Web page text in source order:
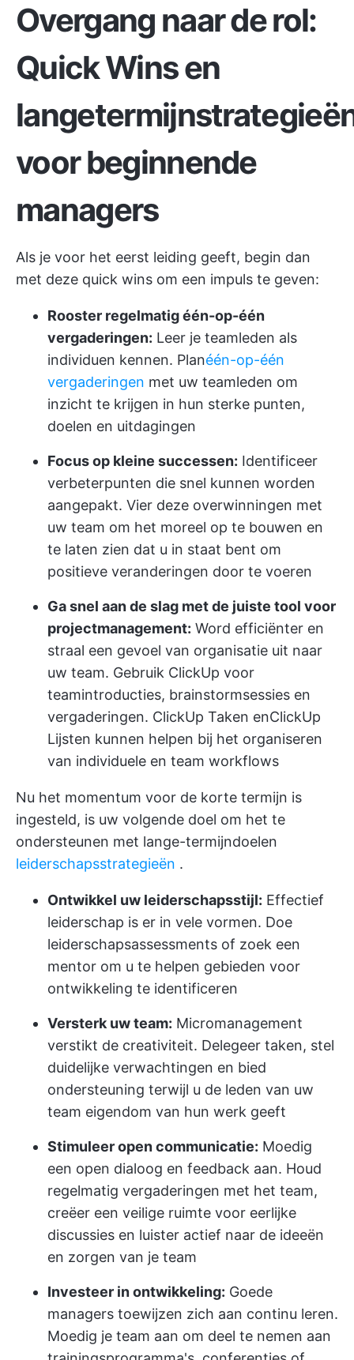
Overgang naar de rol:
Quick Wins en
voor beginnende
managers
Als je voor het eerst leiding geeft, begin dan
met deze quick wins om een impuls te geven:
Rooster regelmatig één-op-één
vergaderingen: Leer je teamleden als
individuen kennen. Planéén-op-één
vergaderingen met uw teamleden om
inzicht te krijgen in hun sterke punten,
doelen en uitdagingen
Focus op kleine successen: Identificeer
verbeterpunten die snel kunnen worden
aangepakt. Vier deze overwinningen met
uw team om het moreel op te bouwen en
te laten zien dat u in staat bent om
positieve veranderingen door te voeren
Ga snel aan de slag met de juiste tool voor
projectmanagement: Word efficiënter en
straal een gevoel van organisatie uit naar
uw team. Gebruik ClickUp voor
teamintroducties, brainstormsessies en
vergaderingen. ClickUp Taken enClickUp
Lijsten kunnen helpen bij het organiseren
van individuele en team workflows
Nu het momentum voor de korte termijn is
ingesteld, is uw volgende doel om het te
ondersteunen met lange-termijndoelen
leiderschapsstrategieën .
Ontwikkel uw leiderschapsstijl: Effectief
leiderschap is er in vele vormen. Doe
leiderschapsassessments of zoek een
mentor om u te helpen gebieden voor
ontwikkeling te identificeren
Versterk uw team: Micromanagement
verstikt de creativiteit. Delegeer taken, stel
duidelijke verwachtingen en bied
ondersteuning terwijl u de leden van uw
team eigendom van hun werk geeft
Stimuleer open communicatie: Moedig
een open dialoog en feedback aan. Houd
regelmatig vergaderingen met het team,
creëer een veilige ruimte voor eerlijke
discussies en luister actief naar de ideeën
en zorgen van je team
Investeer in ontwikkeling: Goede
managers toewijzen zich aan continu leren.
Moedig je team aan om deel te nemen aan